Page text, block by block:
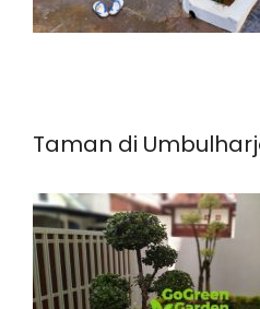
Taman di